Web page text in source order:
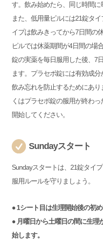
す。飲み始めたら、同じ時間に
また、低用量ピルには21錠タ
イプは飲みきってから7日間の
ピルでは休薬期間が4日間の場
錠の実薬を毎日服用した後、7
ます。プラセボ錠には有効成
飲み忘れを防止するためにあ
くはプラセボ錠の服用が終わ
開始してください。
Sundayスタート
Sundayスタートは、21錠タイ
服用ルールを守りましょう。
● 1シート目は生理開始後の初
● 月曜日から土曜日の間に生理
始します。